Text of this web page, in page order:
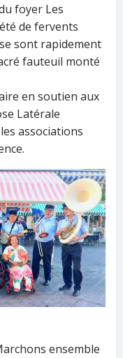
foyer Les
de fervents
sont rapidement
fauteuil monté
en soutien aux
Latérale
associations
ensemble